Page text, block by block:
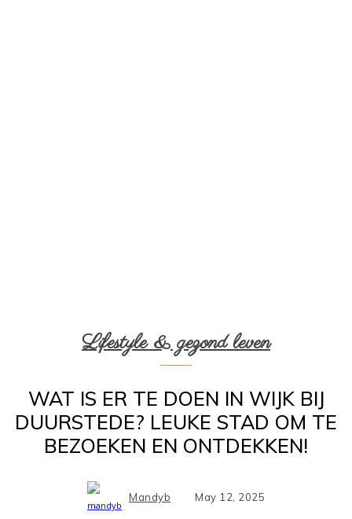
Lifestyle & gezond leven
WAT IS ER TE DOEN IN WIJK BIJ
DUURSTEDE? LEUKE STAD OM TE
BEZOEKEN EN ONTDEKKEN!
Mandyb May 12, 2025